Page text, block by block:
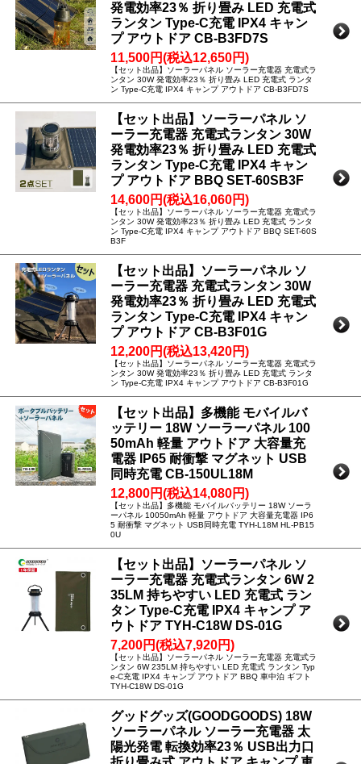
発電効率23％ 折り畳み LED 充電式
ランタン Type-C充電 IPX4 キャン
プ アウトドア CB-B3FD7S
11,500円(税込12,650円)
【セット出品】ソーラーパネル ソーラー充電器 充電式ラ
ンタン 30W 発電効率23％ 折り畳み LED 充電式 ランタ
ン Type-C充電 IPX4 キャンプ アウトドア CB-B3FD7S
【セット出品】ソーラーパネル ソ
ーラー充電器 充電式ランタン 30W
発電効率23％ 折り畳み LED 充電式
ランタン Type-C充電 IPX4 キャン
プ アウトドア BBQ SET-60SB3F
14,600円(税込16,060円)
【セット出品】ソーラーパネル ソーラー充電器 充電式ラ
ンタン 30W 発電効率23％ 折り畳み LED 充電式 ランタ
ン Type-C充電 IPX4 キャンプ アウトドア BBQ SET-60S
B3F
【セット出品】ソーラーパネル ソ
ーラー充電器 充電式ランタン 30W
発電効率23％ 折り畳み LED 充電式
ランタン Type-C充電 IPX4 キャン
プ アウトドア CB-B3F01G
12,200円(税込13,420円)
【セット出品】ソーラーパネル ソーラー充電器 充電式ラ
ンタン 30W 発電効率23％ 折り畳み LED 充電式 ランタ
ン Type-C充電 IPX4 キャンプ アウトドア CB-B3F01G
【セット出品】多機能 モバイルバ
ッテリー 18W ソーラーパネル 100
50mAh 軽量 アウトドア 大容量充
電器 IP65 耐衝撃 マグネット USB
同時充電 CB-150UL18M
12,800円(税込14,080円)
【セット出品】多機能 モバイルバッテリー 18W ソーラ
ーパネル 10050mAh 軽量 アウトドア 大容量充電器 IP6
5 耐衝撃 マグネット USB同時充電 TYH-L18M HL-PB15
0U
【セット出品】ソーラーパネル ソ
ーラー充電器 充電式ランタン 6W 2
35LM 持ちやすい LED 充電式 ラン
タン Type-C充電 IPX4 キャンプ ア
ウトドア TYH-C18W DS-01G
7,200円(税込7,920円)
【セット出品】ソーラーパネル ソーラー充電器 充電式ラ
ンタン 6W 235LM 持ちやすい LED 充電式 ランタン Typ
e-C充電 IPX4 キャンプ アウトドア BBQ 車中泊 ギフト
TYH-C18W DS-01G
グッドグッズ(GOODGOODS) 18W
ソーラーパネル ソーラー充電器 太
陽光発電 転換効率23％ USB出力口